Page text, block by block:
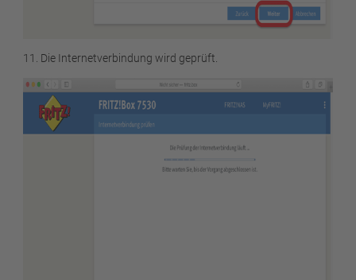
11. Die Internetverbindung wird geprüft.